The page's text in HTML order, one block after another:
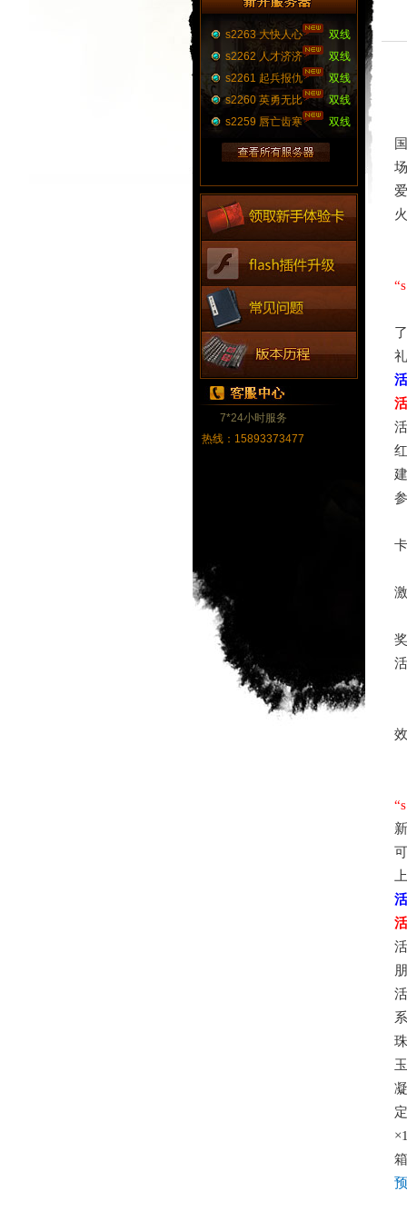
s2263 大快人心
双线
s2262 人才济济
双线
s2261 起兵报仇
双线
s2260 英勇无比
双线
s2259 唇亡齿寒
双线
7*24小时服务
热线：15893373477
“
“